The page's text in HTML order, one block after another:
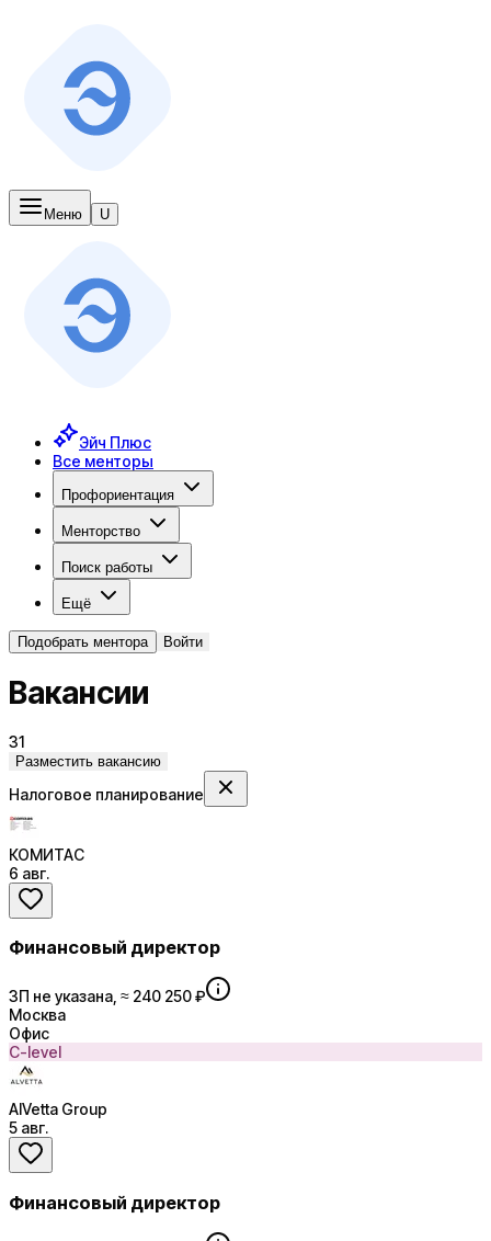
Меню U
Эйч Плюс
Все менторы
Профориентация
Менторство
Поиск работы
Ещё
Подобрать ментора Войти
Вакансии
31
Разместить вакансию
Налоговое планирование
КОМИТАС
6 авг.
Финансовый директор
ЗП не указана, ≈ 240 250 ₽
Москва
Офис
C-level
AlVetta Group
5 авг.
Финансовый директор